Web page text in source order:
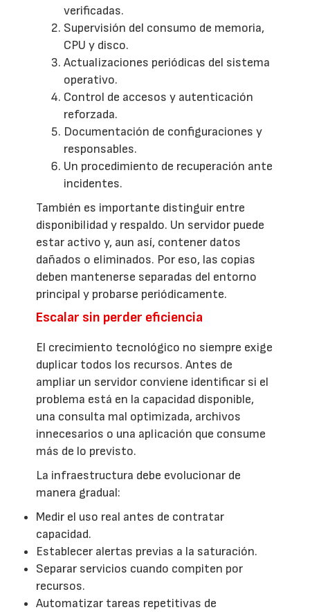
verificadas.
Supervisión del consumo de memoria,
CPU y disco.
Actualizaciones periódicas del sistema
operativo.
Control de accesos y autenticación
reforzada.
Documentación de configuraciones y
responsables.
Un procedimiento de recuperación ante
incidentes.
También es importante distinguir entre
disponibilidad y respaldo. Un servidor puede
estar activo y, aun así, contener datos
dañados o eliminados. Por eso, las copias
deben mantenerse separadas del entorno
principal y probarse periódicamente.
Escalar sin perder eficiencia
El crecimiento tecnológico no siempre exige
duplicar todos los recursos. Antes de
ampliar un servidor conviene identificar si el
problema está en la capacidad disponible,
una consulta mal optimizada, archivos
innecesarios o una aplicación que consume
más de lo previsto.
La infraestructura debe evolucionar de
manera gradual:
Medir el uso real antes de contratar
capacidad.
Establecer alertas previas a la saturación.
Separar servicios cuando compiten por
recursos.
Automatizar tareas repetitivas de